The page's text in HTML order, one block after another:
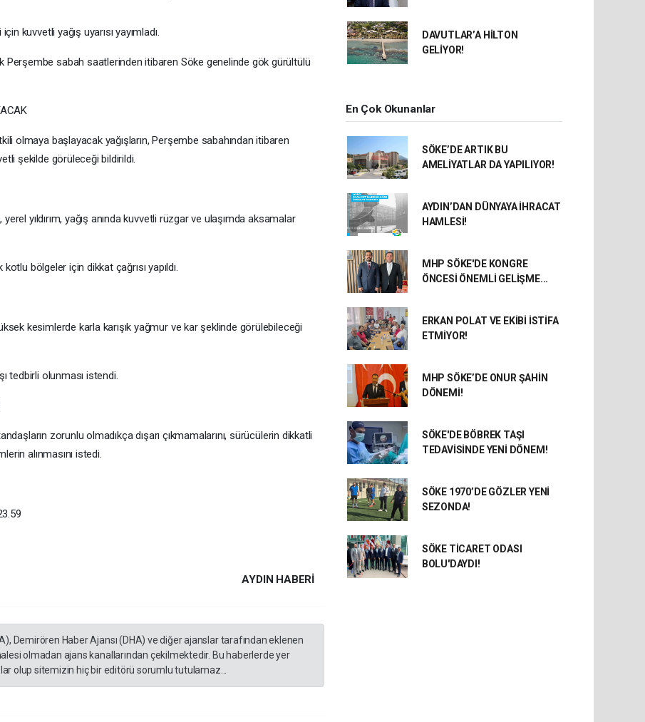
kuvvetli yağış uyarısı yayımladı.
Perşembe sabah saatlerinden itibaren Söke genelinde gök gürültülü
olmaya başlayacak yağışların, Perşembe sabahından itibaren
şekilde görüleceği bildirildi.
yıldırım, yağış anında kuvvetli rüzgar ve ulaşımda aksamalar
bölgeler için dikkat çağrısı yapıldı.
kesimlerde karla karışık yağmur ve kar şeklinde görülebileceği
tedbirli olunması istendi.
zorunlu olmadıkça dışarı çıkmamalarını, sürücülerin dikkatli
alınmasını istedi.
AYDIN HABERİ
Demirören Haber Ajansı (DHA) ve diğer ajanslar tarafından eklenen
olmadan ajans kanallarından çekilmektedir. Bu haberlerde yer
olup sitemizin hiç bir editörü sorumlu tutulamaz...
DAVUTLAR’A HİLTON
GELİYOR!
En Çok Okunanlar
SÖKE’DE ARTIK BU
AMELİYATLAR DA YAPILIYOR!
AYDIN’DAN DÜNYAYA İHRACAT
HAMLESİ!
MHP SÖKE'DE KONGRE
ÖNCESİ ÖNEMLİ GELİŞME...
ERKAN POLAT VE EKİBİ İSTİFA
ETMİYOR!
MHP SÖKE’DE ONUR ŞAHİN
DÖNEMİ!
SÖKE'DE BÖBREK TAŞI
TEDAVİSİNDE YENİ DÖNEM!
SÖKE 1970’DE GÖZLER YENİ
SEZONDA!
SÖKE TİCARET ODASI
BOLU'DAYDI!